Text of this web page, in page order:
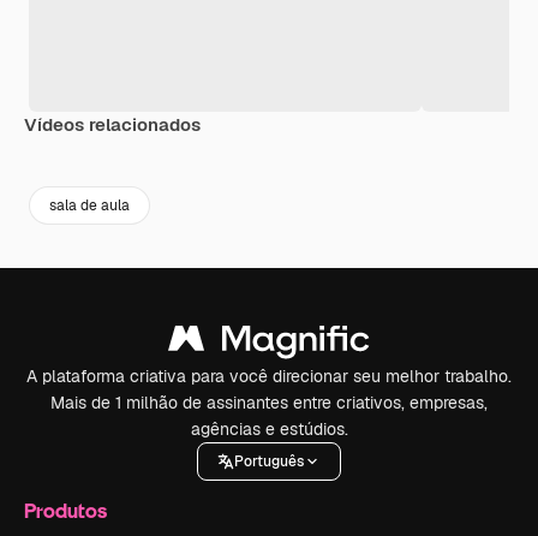
Vídeos relacionados
sala de aula
A plataforma criativa para você direcionar seu melhor trabalho.
Mais de 1 milhão de assinantes entre criativos, empresas,
agências e estúdios.
Português
Produtos